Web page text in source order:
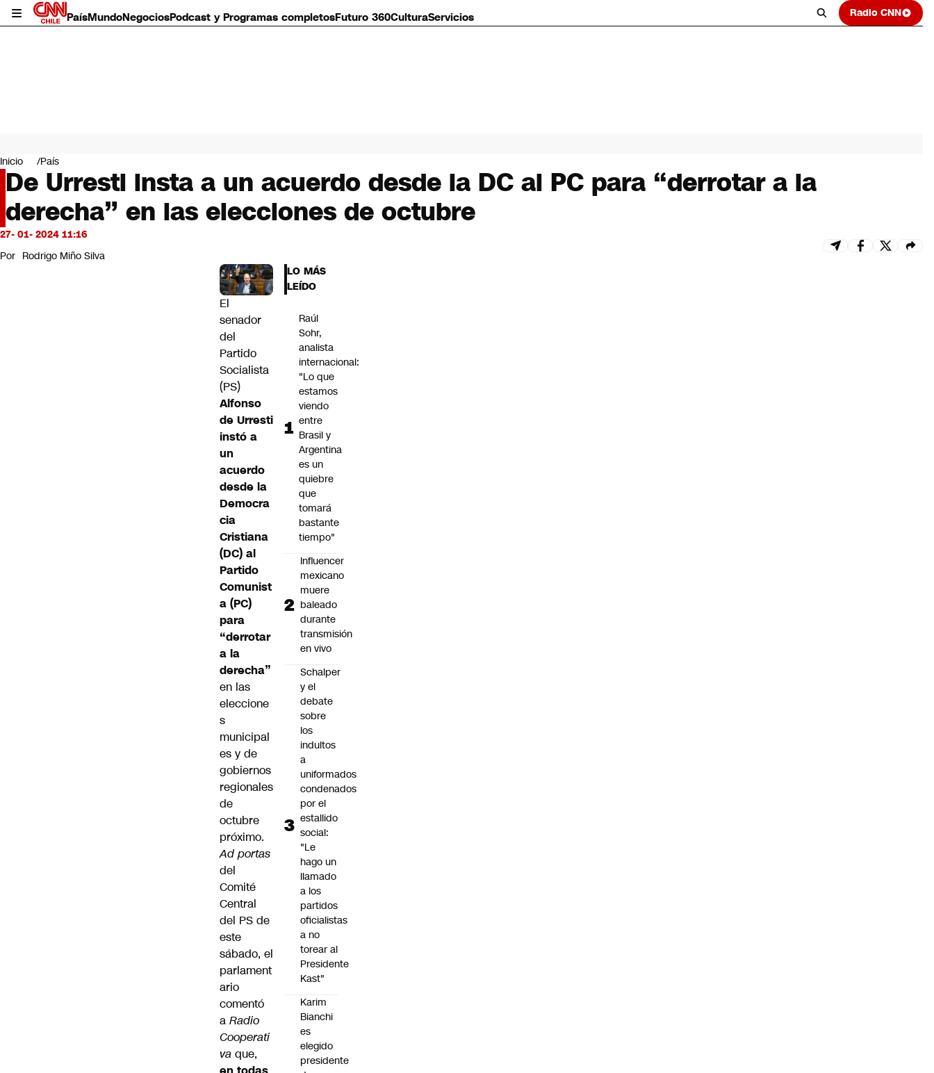
PaísMundoNegociosPodcast y Programas completosFuturo 360CulturaServicios Radio CNN
Mundo
Negocios
Deportes
Programas completos
Cultura
Servicios
Bits
CNN Data
Inicio País
De Urresti insta a un acuerdo desde la DC al PC para “derrotar a la
derecha” en las elecciones de octubre
27- 01- 2024 11:16
Por Rodrigo Miño Silva
El
senador
del
Partido
Socialista
(PS)
Alfonso
de Urresti
instó a
un
acuerdo
desde la
Democra
cia
Cristiana
(DC) al
Partido
Comunist
a (PC)
para
“derrotar
a la
derecha”
en las
eleccione
s
municipal
es y de
gobiernos
regionales
de
octubre
próximo.
Ad portas
del
Comité
Central
del PS de
este
sábado, el
parlament
ario
comentó
a Radio
Cooperati
va que,
LO MÁS
LEÍDO
Raúl
Sohr,
analista
internacional:
"Lo que
estamos
viendo
entre
Brasil y
Argentina
es un
quiebre
que
tomará
bastante
tiempo"
Influencer
mexicano
muere
baleado
durante
transmisión
en vivo
Schalper
y el
debate
sobre
los
indultos
a
uniformados
condenados
por el
estallido
social:
"Le
hago un
llamado
a los
partidos
oficialistas
a no
torear al
Presidente
Kast"
Karim
Bianchi
es
elegido
presidente